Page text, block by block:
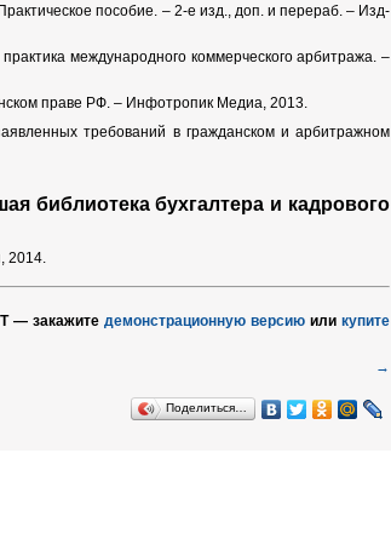
пособие. – 2-е изд., доп. и перераб. – Изд-
международного коммерческого арбитража. –
праве РФ. – Инфотропик Медиа, 2013.
требований в гражданском и арбитражном
библиотека бухгалтера и кадрового
2014.
— закажите демонстрационную версию или купите
→
Поделиться…